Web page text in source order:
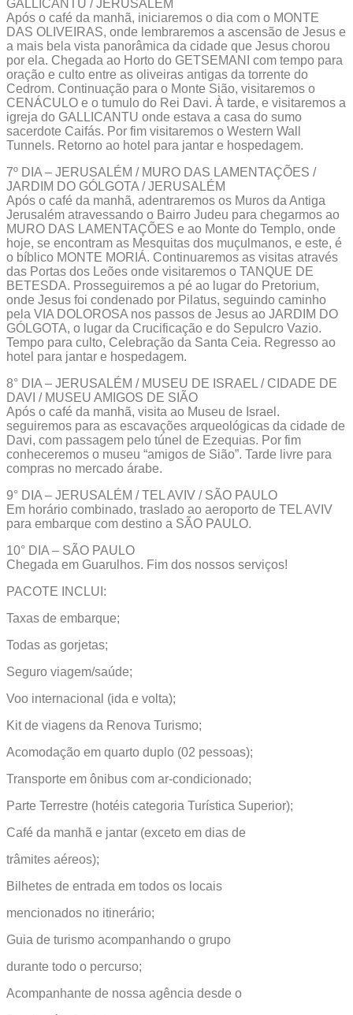
GALLICANTU / JERUSALÉM
Após o café da manhã, iniciaremos o dia com o MONTE
DAS OLIVEIRAS, onde lembraremos a ascensão de Jesus e
a mais bela vista panorâmica da cidade que Jesus chorou
por ela. Chegada ao Horto do GETSEMANI com tempo para
oração e culto entre as oliveiras antigas da torrente do
Cedrom. Continuação para o Monte Sião, visitaremos o
CENÁCULO e o tumulo do Rei Davi. À tarde, e visitaremos a
igreja do GALLICANTU onde estava a casa do sumo
sacerdote Caifás. Por fim visitaremos o Western Wall
Tunnels. Retorno ao hotel para jantar e hospedagem.
7º DIA – JERUSALÉM / MURO DAS LAMENTAÇÕES /
JARDIM DO GÓLGOTA / JERUSALÉM
Após o café da manhã, adentraremos os Muros da Antiga
Jerusalém atravessando o Bairro Judeu para chegarmos ao
MURO DAS LAMENTAÇÕES e ao Monte do Templo, onde
hoje, se encontram as Mesquitas dos muçulmanos, e este, é
o bíblico MONTE MORIÁ. Continuaremos as visitas através
das Portas dos Leões onde visitaremos o TANQUE DE
BETESDA. Prosseguiremos a pé ao lugar do Pretorium,
onde Jesus foi condenado por Pilatus, seguindo caminho
pela VIA DOLOROSA nos passos de Jesus ao JARDIM DO
GÓLGOTA, o lugar da Crucificação e do Sepulcro Vazio.
Tempo para culto, Celebração da Santa Ceia. Regresso ao
hotel para jantar e hospedagem.
8° DIA – JERUSALÉM / MUSEU DE ISRAEL / CIDADE DE
DAVI / MUSEU AMIGOS DE SIÃO
Após o café da manhã, visita ao Museu de Israel.
seguiremos para as escavações arqueológicas da cidade de
Davi, com passagem pelo túnel de Ezequias. Por fim
conheceremos o museu “amigos de Sião”. Tarde livre para
compras no mercado árabe.
9° DIA – JERUSALÉM / TEL AVIV / SÃO PAULO
Em horário combinado, traslado ao aeroporto de TEL AVIV
para embarque com destino a SÃO PAULO.
10° DIA – SÃO PAULO
Chegada em Guarulhos. Fim dos nossos serviços!
PACOTE INCLUI:
Taxas de embarque;
Todas as gorjetas;
Seguro viagem/saúde;
Voo internacional (ida e volta);
Kit de viagens da Renova Turismo;
Acomodação em quarto duplo (02 pessoas);
Transporte em ônibus com ar-condicionado;
Parte Terrestre (hotéis categoria Turística Superior);
Café da manhã e jantar (exceto em dias de
trâmites aéreos);
Bilhetes de entrada em todos os locais
mencionados no itinerário;
Guia de turismo acompanhando o grupo
durante todo o percurso;
Acompanhante de nossa agência desde o